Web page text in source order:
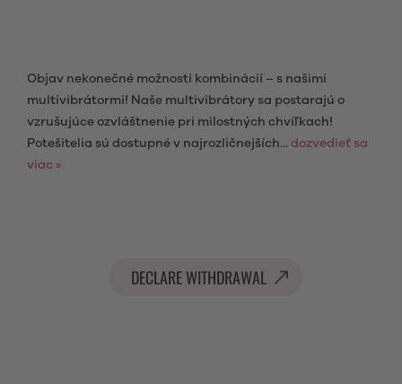
Objav nekonečné možnosti kombinácií – s našimi
multivibrátormi! Naše multivibrátory sa postarajú o
vzrušujúce ozvláštnenie pri milostných chvíľkach!
Potešitelia sú dostupné v najrozličnejších... dozvedieť sa
viac »
DECLARE WITHDRAWAL